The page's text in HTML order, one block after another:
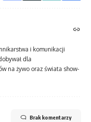
i komunikacji
dla
na żywo oraz świata show-
Brak komentarzy